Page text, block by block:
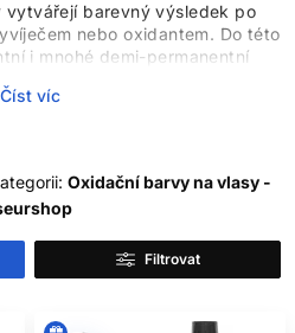
vytvářejí barevný výsledek po
nebo oxidantem. Do této
i mnohé demi-permanentní
zesvětlovat přirozený pigment
BARVY
gelu s určeným oxidantem
Číst víc
Oxidační barvy na vlasy -
Filtrovat